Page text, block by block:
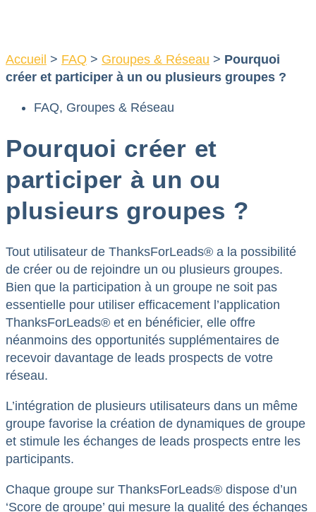
Accueil > FAQ > Groupes & Réseau > Pourquoi
créer et participer à un ou plusieurs groupes ?
FAQ, Groupes & Réseau
Pourquoi créer et
participer à un ou
plusieurs groupes ?
Tout utilisateur de ThanksForLeads® a la possibilité
de créer ou de rejoindre un ou plusieurs groupes.
Bien que la participation à un groupe ne soit pas
essentielle pour utiliser efficacement l’application
ThanksForLeads® et en bénéficier, elle offre
néanmoins des opportunités supplémentaires de
recevoir davantage de leads prospects de votre
réseau.
L’intégration de plusieurs utilisateurs dans un même
groupe favorise la création de dynamiques de groupe
et stimule les échanges de leads prospects entre les
participants.
Chaque groupe sur ThanksForLeads® dispose d’un
‘Score de groupe’ qui mesure la qualité des échanges